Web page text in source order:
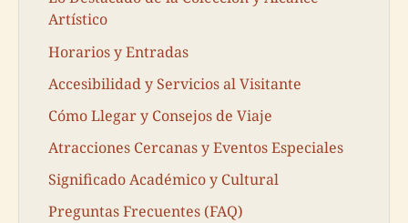
Artístico
Horarios y Entradas
Accesibilidad y Servicios al Visitante
Cómo Llegar y Consejos de Viaje
Atracciones Cercanas y Eventos Especiales
Significado Académico y Cultural
Preguntas Frecuentes (FAQ)